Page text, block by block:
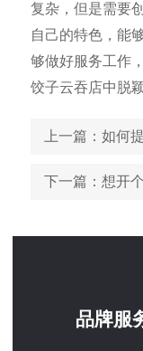
复杂，但是需要
自己的特色，能
够做好服务工作
饺子云吞店中脱
上一篇 ：如何
下一篇 ：想开个
品牌服